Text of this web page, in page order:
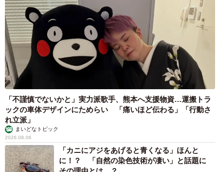
「不謹慎でないかと」実力派歌手、熊本へ支援物資…運搬トラ
ックの車体デザインにためらい 「痛いほど伝わる」「行動さ
れ立派」
まいどなトピック
2026.08.06
「カニにアジをあげると青くなる」ほんと
に！？ 「自然の染色技術が凄い」と話題に